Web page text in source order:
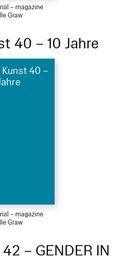
– magazine
Graw
40 – 10 Jahre
40 –
– magazine
Graw
– GENDER IN